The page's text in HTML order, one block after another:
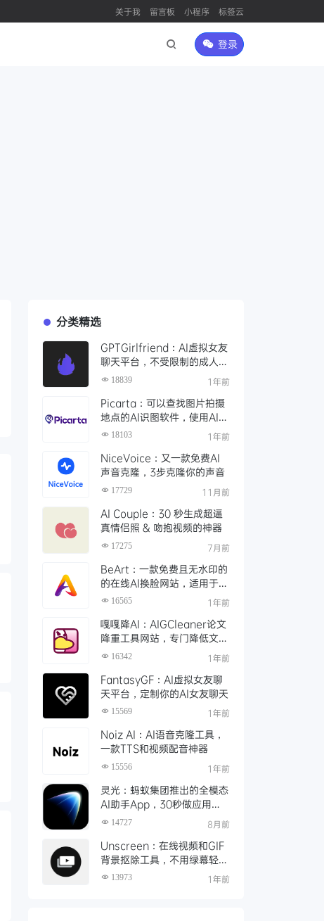
关于我 留言板 小程序 标签云
登录
分类精选
GPTGirlfriend：AI虚拟女友
聊天平台，不受限制的成人角
色扮演，AI女友进行成熟的对
18839 1年前
Picarta：可以查找图片拍摄
地点的AI识图软件，使用AI搜
索照片拍摄的精确位置
18103 1年前
NiceVoice：又一款免费AI
声音克隆，3步克隆你的声音
17729 11月前
AI Couple：30 秒生成超逼
真情侣照 & 吻抱视频的神器
17275 7月前
BeArt：一款免费且无水印的
的在线AI换脸网站，适用于照
片、视频和GIF中实现精准换
16565 1年前
嘎嘎降AI：AIGCleaner论文
降重工具网站，专门降低文章
AI率、查重率的工具
16342 1年前
FantasyGF：AI虚拟女友聊
天平台，定制你的AI女友聊天
15569 1年前
Noiz AI：AI语音克隆工具，
一款TTS和视频配音神器
15556 1年前
灵光：蚂蚁集团推出的全模态
AI助手App，30秒做应用、
实时写图文
14727 8月前
Unscreen：在线视频和GIF
背景抠除工具，不用绿幕轻松
完成视频抠像
13973 1年前